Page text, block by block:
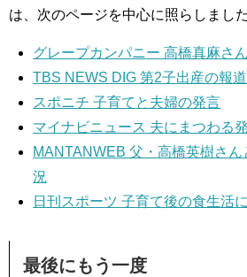
は、次のページを中心に照らしました
グレープカンパニー 高橋真麻さ
TBS NEWS DIG 第2子出産の報道
スポニチ 子育てと夫婦の発言
マイナビニュース 夫にまつわる
MANTANWEB 父・高橋英樹さ
況
日刊スポーツ 子育て後の食生活
最後にもう一度